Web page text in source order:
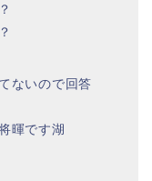
ないので回答
暉です湖